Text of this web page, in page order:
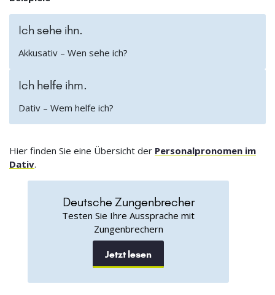
Ich sehe ihn.
Akkusativ – Wen sehe ich?
Ich helfe ihm.
Dativ – Wem helfe ich?
Hier finden Sie eine Übersicht der Personalpronomen im
Dativ.
Deutsche Zungenbrecher
Testen Sie Ihre Aussprache mit
Zungenbrechern
Jetzt lesen